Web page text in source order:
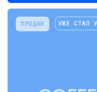
ПРОДАН УЖЕ СТАЛ